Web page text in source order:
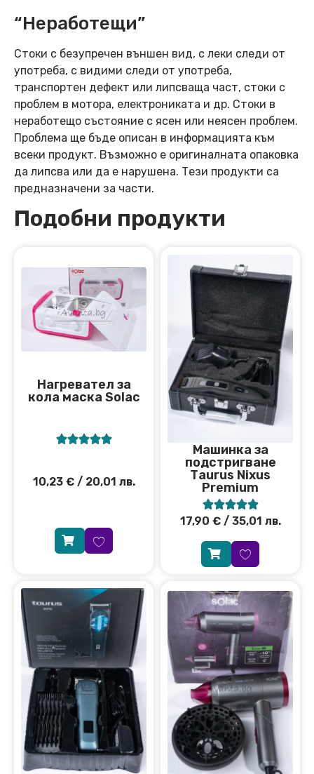
“Неработещи”
Стоки с безупречен външен вид, с леки следи от
употреба, с видими следи от употреба,
транспортен дефект или липсваща част, стоки с
проблем в мотора, електрониката и др. Стоки в
неработещо състояние с ясен или неясен проблем.
Проблема ще бъде описан в информацията към
всеки продукт. Възможно е оригиналната опаковка
да липсва или да е нарушена. Тези продукти са
предназначени за части.
Подобни продукти
Нагревател за
кола маска Solac

10,23 €/ 20,01 лв.
Машинка за
подстригване
Тaurus Nixus
Premium

17,90 €/ 35,01 лв.